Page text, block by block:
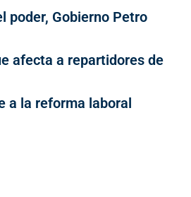
poder, Gobierno Petro
afecta a repartidores de
a la reforma laboral